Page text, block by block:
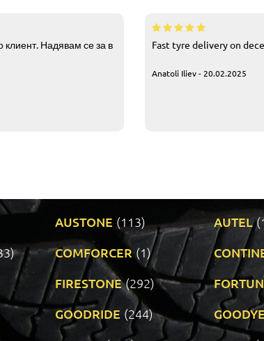
клиент. Надявам се за в
Fast tyre delivery on
Anatoli Iliev - 20.02.2025
AUSTONE (113) AUTEL
COMFORCER (1)
FIRESTONE (292)
GOODRIDE (244)